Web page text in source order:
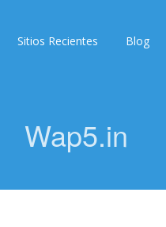
Sitios Recientes Blog
Wap5.in